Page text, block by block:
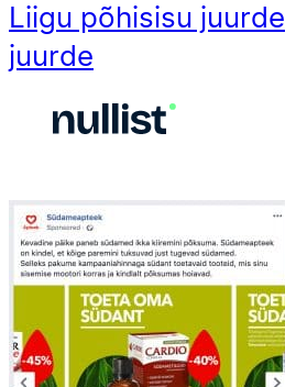
Liigu põhisisu juurde
juurde